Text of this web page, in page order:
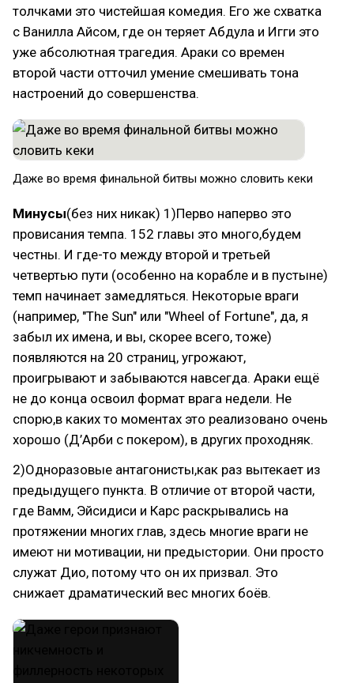
толчками это чистейшая комедия. Его же схватка
с Ванилла Айсом, где он теряет Абдула и Игги это
уже абсолютная трагедия. Араки со времен
второй части отточил умение смешивать тона
настроений до совершенства.
Даже во время финальной битвы можно словить кеки
Минусы(без них никак) 1)Перво наперво это
провисания темпа. 152 главы это много,будем
честны. И где-то между второй и третьей
четвертью пути (особенно на корабле и в пустыне)
темп начинает замедляться. Некоторые враги
(например, "The Sun" или "Wheel of Fortune", да, я
забыл их имена, и вы, скорее всего, тоже)
появляются на 20 страниц, угрожают,
проигрывают и забываются навсегда. Араки ещё
не до конца освоил формат врага недели. Не
спорю,в каких то моментах это реализовано очень
хорошо (Д’Арби с покером), в других проходняк.
2)Одноразовые антагонисты,как раз вытекает из
предыдущего пункта. В отличие от второй части,
где Вамм, Эйсидиси и Карс раскрывались на
протяжении многих глав, здесь многие враги не
имеют ни мотивации, ни предыстории. Они просто
служат Дио, потому что он их призвал. Это
снижает драматический вес многих боёв.